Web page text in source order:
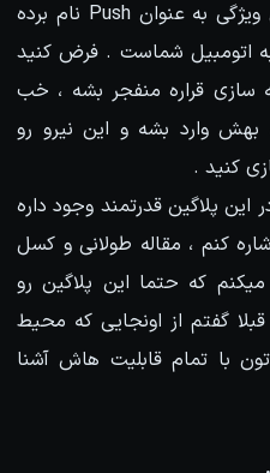
Power - البته در پلاگین از این ویژگی به عنوان Push نام برده
اتومبیل شماست . فرض کنید
سازی قراره منفجر بشه ، خب
وارد بشه و این نیرو رو
پلاگین قدرتمند وجود داره
کنم ، مقاله طولانی و کسل
که حتما این پلاگین رو
گفتم از اونجایی که محیط
با تمام قابلیت هاش آشنا